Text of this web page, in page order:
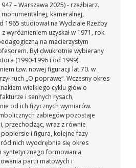
– Warszawa 2025) - rzeźbiarz.
monumentalnej, kameralnej,
1965 studiował na Wydziale Rzeźby
wyróżnieniem uzyskał w 1971, rok
na macierzystym
Był dwukrotnie wybierany
(1990-1996 i od 1999).
tzw. nowej figuracji lat 70. w
ruch „O poprawę“. Wczesny okres
wielkiego cyklu głów o
i sennych rysach,
od ich fizycznych wymiarów.
zabiegów pozostaje
przechodząc, wraz z równie
i figura, kolejne fazy
nich wyodrębnia się okres
formowania
partii matowych i